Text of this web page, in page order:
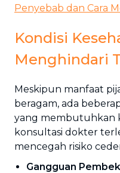
Penyebab dan Cara
Kondisi
Menghindari
Meskipun manfaat
beragam, ada
yang membutuhkan
konsultasi dokter
mencegah risiko
Gangguan